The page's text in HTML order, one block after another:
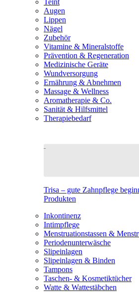
Teint
Augen
Lippen
Nägel
Zubehör
Vitamine & Mineralstoffe
Prävention & Regeneration
Medizinische Geräte
Wundversorgung
Ernährung & Abnehmen
Massage & Wellness
Aromatherapie & Co.
Sanität & Hilfsmittel
Therapiebedarf
Trisa – gute Zahnpflege
Produkten
Inkontinenz
Intimpflege
Menstruationstassen &
Periodenunterwäsche
Slipeinlagen
Slipeinlagen & Binden
Tampons
Taschen- & Kosmetiktücher
Watte & Wattestäbchen